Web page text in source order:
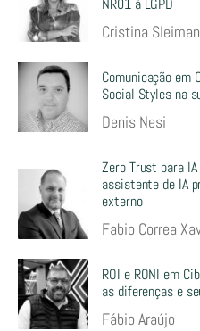
NR01 à LGPD
Cristina Sleiman
Comunicação em
Social Styles na
Denis Nesi
Zero Trust para
assistente de IA
externo
Fabio Correa
ROI e RONI em
as diferenças e
Fábio Araújo